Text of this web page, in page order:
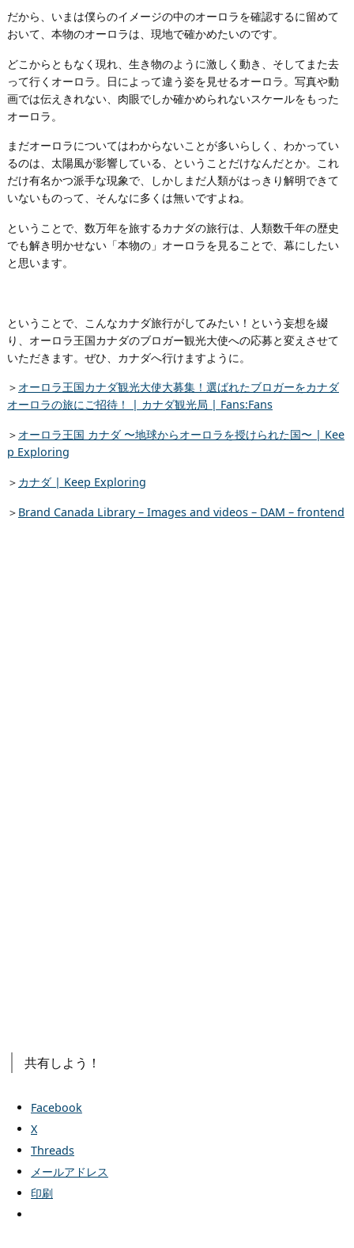
だから、いまは僕らのイメージの中のオーロラを確認するに留めて
おいて、本物のオーロラは、現地で確かめたいのです。
どこからともなく現れ、生き物のように激しく動き、そしてまた去
って行くオーロラ。日によって違う姿を見せるオーロラ。写真や動
画では伝えきれない、肉眼でしか確かめられないスケールをもった
オーロラ。
まだオーロラについてはわからないことが多いらしく、わかってい
るのは、太陽風が影響している、ということだけなんだとか。これ
だけ有名かつ派手な現象で、しかしまだ人類がはっきり解明できて
いないものって、そんなに多くは無いですよね。
ということで、数万年を旅するカナダの旅行は、人類数千年の歴史
でも解き明かせない「本物の」オーロラを見ることで、幕にしたい
と思います。
ということで、こんなカナダ旅行がしてみたい！という妄想を綴
り、オーロラ王国カナダのブロガー観光大使への応募と変えさせて
いただきます。ぜひ、カナダへ行けますように。
＞ オーロラ王国カナダ観光大使大募集！選ばれたブロガーをカナダ
オーロラの旅にご招待！ | カナダ観光局 | Fans:Fans
＞ オーロラ王国 カナダ 〜地球からオーロラを授けられた国〜 | Kee
p Exploring
＞ カナダ | Keep Exploring
＞ Brand Canada Library – Images and videos – DAM – frontend
共有しよう！
Facebook
X
Threads
メールアドレス
印刷